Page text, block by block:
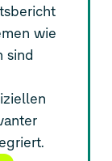
wie
sind